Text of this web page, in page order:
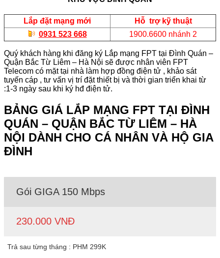
Lắp đặt mạng mới
Hỗ trợ kỹ thuật
0931 523 668
1900.6600 nhánh 2
Quý khách hàng khi đăng ký Lắp mạng FPT tại Đình Quán –
Quận Bắc Từ Liêm – Hà Nội sẽ được nhân viên FPT
Telecom có mặt tại nhà làm hợp đồng điện tử , khảo sát
tuyến cáp , tư vấn vị trí đặt thiết bị và thời gian triển khai từ
:1-3 ngày sau khi ký hđ điện tử.
BẢNG GIÁ LẮP MẠNG FPT TẠI ĐÌNH
QUÁN – QUẬN BẮC TỪ LIÊM – HÀ
NỘI DÀNH CHO CÁ NHÂN VÀ HỘ GIA
ĐÌNH
Gói GIGA 150 Mbps
230.000 VNĐ
Trả sau từng tháng : PHM 299K